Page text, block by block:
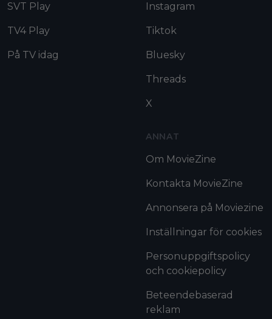
SVT Play
TV4 Play
På TV idag
Instagram
Tiktok
Bluesky
Threads
X
ANNAT
Om MovieZine
Kontakta MovieZine
Annonsera på Moviezine
Inställningar för cookies
Personuppgiftspolicy
och cookiepolicy
Beteendebaserad
reklam